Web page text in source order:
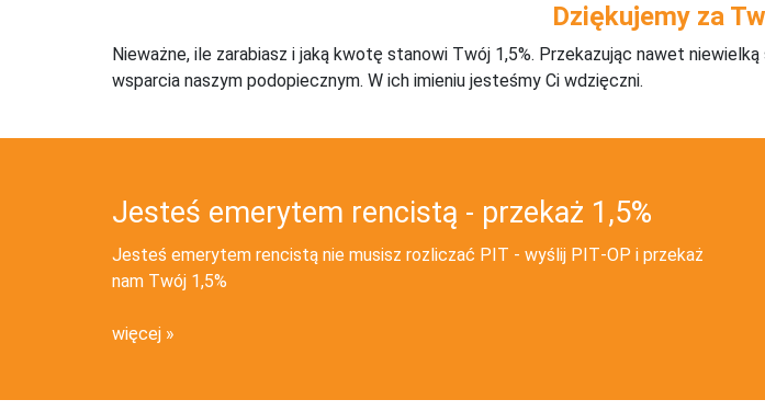
Dziękujemy za
Nieważne, ile zarabiasz i jaką kwotę stanowi Twój 1,5%. Przekazując nawet
wsparcia naszym podopiecznym. W ich imieniu jesteśmy Ci wdzięczni.
Jesteś emerytem rencistą - przekaż 1,5%
Jesteś emerytem rencistą nie musisz rozliczać PIT - wyślij PIT‑OP i przekaż
nam Twój 1,5%
więcej